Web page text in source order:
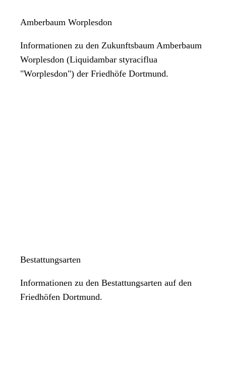
Amberbaum Worplesdon
Informationen zu den Zukunftsbaum Amberbaum
Worplesdon (Liquidambar styraciflua
"Worplesdon") der Friedhöfe Dortmund.
Bestattungsarten
Informationen zu den Bestattungsarten auf den
Friedhöfen Dortmund.